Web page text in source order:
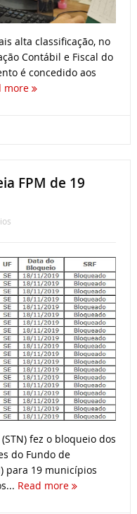
alta classificação, no
Contábil e Fiscal do
é concedido aos
more
FPM de 19
fez o bloqueio dos
do Fundo de
para 19 municípios
Read more